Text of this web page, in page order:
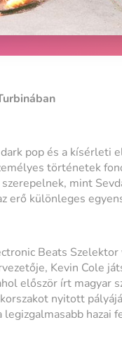
pop és a kísérleti
történetek
mint
erő különleges
Beats
Kevin Cole
először írt magyar
nyitott
legizgalmasabb